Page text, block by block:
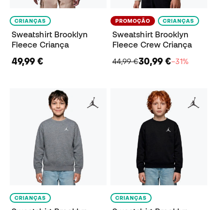
CRIANÇAS
Sweatshirt Brooklyn
Fleece Criança
49,99 €
PROMOÇÃO CRIANÇAS
Sweatshirt Brooklyn
Fleece Crew Criança
44,99 €30,99 €−31%
CRIANÇAS CRIANÇAS